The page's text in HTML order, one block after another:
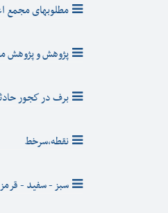
مطلوبهای مجمع
پژوهش و پژوهش
برف در كجور
نقطه،سرخط
سبز - سفید - قرمز